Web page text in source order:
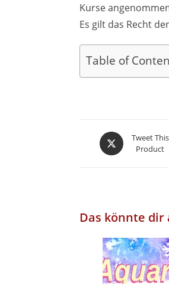
Kurse
Es gilt das Recht
Table of
Opens
in
Tweet This
Product
Das könnte